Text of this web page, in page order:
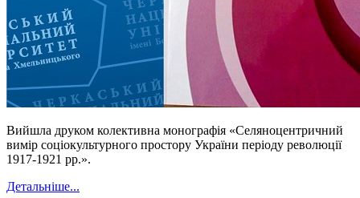
Вийшла друком колективна монографія «Селяноцентричний
вимір соціокультурного простору України періоду революції
1917-1921 рр.».
Детальніше...